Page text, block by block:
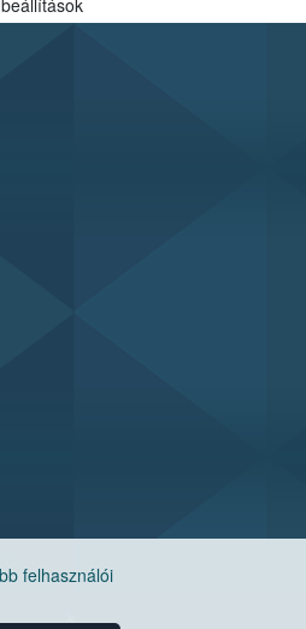
felhasználói